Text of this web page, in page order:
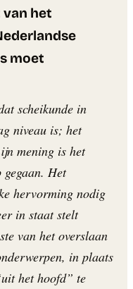
van het
moet
scheikunde in
niveau is; het
mening is het
Het
hervorming nodig
in staat stelt
van het overslaan
in plaats
het hoofd” te